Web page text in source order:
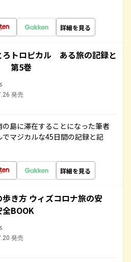
詳細を見る
ろトロピカル ある旅の記録と
第5巻
発売
島に滞在することになった筆者
マジカルな45日間の記録と記
詳細を見る
き方 ウィズコロナ旅の安
BOOK
発売